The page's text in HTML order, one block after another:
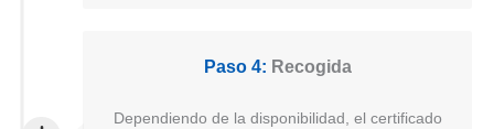
Paso 4: Recogida
Dependiendo de la disponibilidad, el certificado